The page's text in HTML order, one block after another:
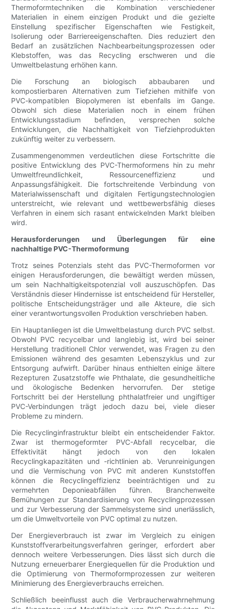
Thermoformtechniken die Kombination verschiedener
Materialien in einem einzigen Produkt und die gezielte
Einstellung spezifischer Eigenschaften wie Festigkeit,
Isolierung oder Barriereeigenschaften. Dies reduziert den
Bedarf an zusätzlichen Nachbearbeitungsprozessen oder
Klebstoffen, was das Recycling erschweren und die
Umweltbelastung erhöhen kann.
Die Forschung an biologisch abbaubaren und
kompostierbaren Alternativen zum Tiefziehen mithilfe von
PVC-kompatiblen Biopolymeren ist ebenfalls im Gange.
Obwohl sich diese Materialien noch in einem frühen
Entwicklungsstadium befinden, versprechen solche
Entwicklungen, die Nachhaltigkeit von Tiefziehprodukten
zukünftig weiter zu verbessern.
Zusammengenommen verdeutlichen diese Fortschritte die
positive Entwicklung des PVC-Thermoformens hin zu mehr
Umweltfreundlichkeit, Ressourceneffizienz und
Anpassungsfähigkeit. Die fortschreitende Verbindung von
Materialwissenschaft und digitalen Fertigungstechnologien
unterstreicht, wie relevant und wettbewerbsfähig dieses
Verfahren in einem sich rasant entwickelnden Markt bleiben
wird.
Herausforderungen und Überlegungen für eine
nachhaltige PVC-Thermoformung
Trotz seines Potenzials steht das PVC-Thermoformen vor
einigen Herausforderungen, die bewältigt werden müssen,
um sein Nachhaltigkeitspotenzial voll auszuschöpfen. Das
Verständnis dieser Hindernisse ist entscheidend für Hersteller,
politische Entscheidungsträger und alle Akteure, die sich
einer verantwortungsvollen Produktion verschrieben haben.
Ein Hauptanliegen ist die Umweltbelastung durch PVC selbst.
Obwohl PVC recycelbar und langlebig ist, wird bei seiner
Herstellung traditionell Chlor verwendet, was Fragen zu den
Emissionen während des gesamten Lebenszyklus und zur
Entsorgung aufwirft. Darüber hinaus enthielten einige ältere
Rezepturen Zusatzstoffe wie Phthalate, die gesundheitliche
und ökologische Bedenken hervorrufen. Der stetige
Fortschritt bei der Herstellung phthalatfreier und ungiftiger
PVC-Verbindungen trägt jedoch dazu bei, viele dieser
Probleme zu mindern.
Die Recyclinginfrastruktur bleibt ein entscheidender Faktor.
Zwar ist thermogeformter PVC-Abfall recycelbar, die
Effektivität hängt jedoch von den lokalen
Recyclingkapazitäten und -richtlinien ab. Verunreinigungen
und die Vermischung von PVC mit anderen Kunststoffen
können die Recyclingeffizienz beeinträchtigen und zu
vermehrten Deponieabfällen führen. Branchenweite
Bemühungen zur Standardisierung von Recyclingprozessen
und zur Verbesserung der Sammelsysteme sind unerlässlich,
um die Umweltvorteile von PVC optimal zu nutzen.
Der Energieverbrauch ist zwar im Vergleich zu einigen
Kunststoffverarbeitungsverfahren geringer, erfordert aber
dennoch weitere Verbesserungen. Dies lässt sich durch die
Nutzung erneuerbarer Energiequellen für die Produktion und
die Optimierung von Thermoformprozessen zur weiteren
Minimierung des Energieverbrauchs erreichen.
Schließlich beeinflusst auch die Verbraucherwahrnehmung